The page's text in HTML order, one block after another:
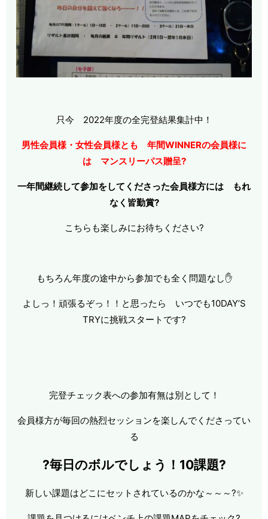
只今 2022年度の全完登結果集計中！
男性会員様・女性会員様とも 年間WINNERの会員様に
は マンスリーパス贈呈?
一年間継続して参加をしてくださった会員様方には もれ
なく皆勤賞?
こちらも楽しみにお待ちください?
もちろん年度の途中から参加でも全く問題なし✋
よしっ！頑張るぞっ！！と思ったら いつでも10DAY’S
TRYに挑戦スタートです?
完登チェック表への参加有無は別として！
会員様方が毎回の熱烈セッションを楽しんでくださってい
る
?毎日のボルでしょう！10課題?
新しい課題はどこにセットされているのかな～～～?✨